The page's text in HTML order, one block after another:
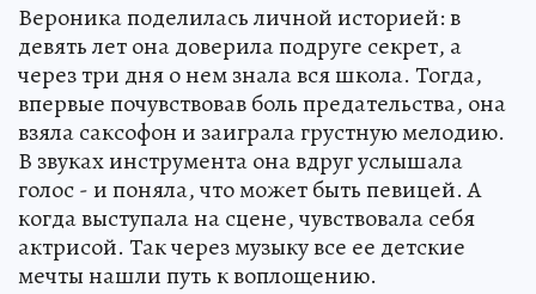
Вероника поделилась личной историей: в
девять лет она доверила подруге секрет, а
через три дня о нем знала вся школа. Тогда,
впервые почувствовав боль предательства, она
взяла саксофон и заиграла грустную мелодию.
В звуках инструмента она вдруг услышала
голос - и поняла, что может быть певицей. А
когда выступала на сцене, чувствовала себя
актрисой. Так через музыку все ее детские
мечты нашли путь к воплощению.